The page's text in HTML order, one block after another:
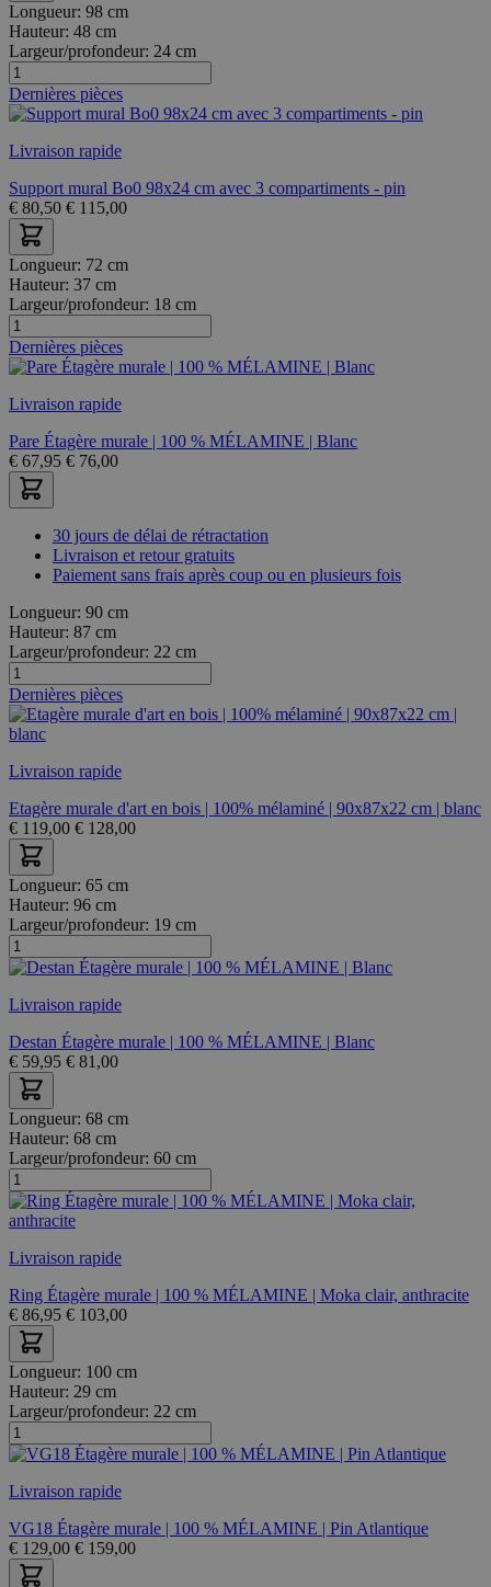
Longueur: 98 cm
Hauteur: 48 cm
Largeur/profondeur: 24 cm
Dernières pièces
Livraison rapide
Support mural Bo0 98x24 cm avec 3 compartiments - pin
€ 80,50 € 115,00
Longueur: 72 cm
Hauteur: 37 cm
Largeur/profondeur: 18 cm
Dernières pièces
Livraison rapide
Pare Étagère murale | 100 % MÉLAMINE | Blanc
€ 67,95 € 76,00
30 jours de délai de rétractation
Livraison et retour gratuits
Paiement sans frais après coup ou en plusieurs fois
Longueur: 90 cm
Hauteur: 87 cm
Largeur/profondeur: 22 cm
Dernières pièces
Livraison rapide
Etagère murale d'art en bois | 100% mélaminé | 90x87x22 cm | blanc
€ 119,00 € 128,00
Longueur: 65 cm
Hauteur: 96 cm
Largeur/profondeur: 19 cm
Livraison rapide
Destan Étagère murale | 100 % MÉLAMINE | Blanc
€ 59,95 € 81,00
Longueur: 68 cm
Hauteur: 68 cm
Largeur/profondeur: 60 cm
Livraison rapide
Ring Étagère murale | 100 % MÉLAMINE | Moka clair, anthracite
€ 86,95 € 103,00
Longueur: 100 cm
Hauteur: 29 cm
Largeur/profondeur: 22 cm
Livraison rapide
VG18 Étagère murale | 100 % MÉLAMINE | Pin Atlantique
€ 129,00 € 159,00